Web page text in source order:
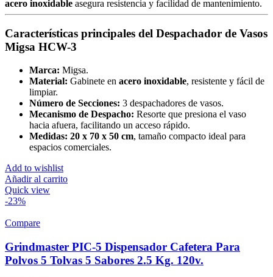
acero inoxidable asegura resistencia y facilidad de mantenimiento.
Características principales del Despachador de Vasos
Migsa HCW-3
Marca: Migsa.
Material: Gabinete en acero inoxidable, resistente y fácil de
limpiar.
Número de Secciones: 3 despachadores de vasos.
Mecanismo de Despacho: Resorte que presiona el vaso
hacia afuera, facilitando un acceso rápido.
Medidas: 20 x 70 x 50 cm, tamaño compacto ideal para
espacios comerciales.
Add to wishlist
Añadir al carrito
Quick view
-23%
Compare
Grindmaster PIC-5 Dispensador Cafetera Para
Polvos 5 Tolvas 5 Sabores 2.5 Kg. 120v.